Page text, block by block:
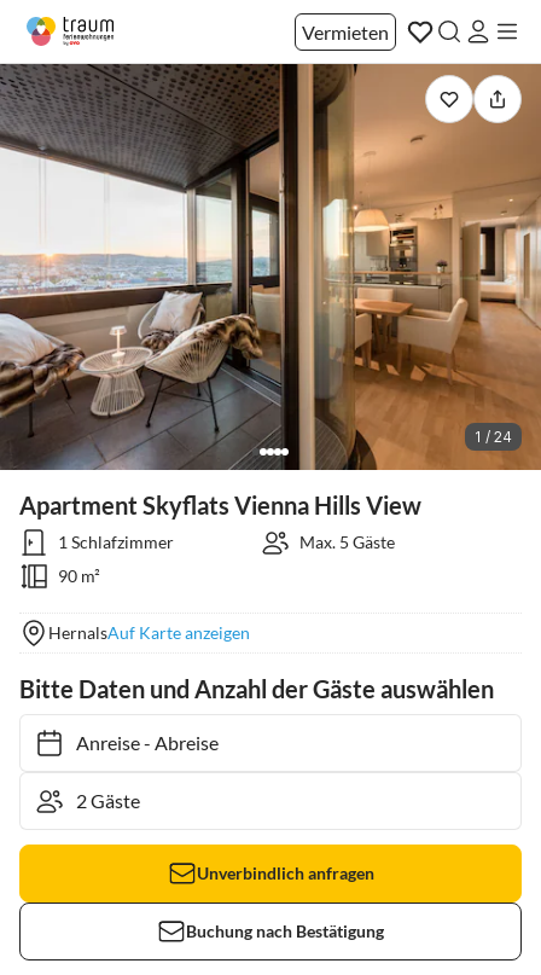
Vermieten
1 / 24
Apartment Skyflats Vienna Hills View
1 Schlafzimmer
Max. 5 Gäste
90 m²
HernalsAuf Karte anzeigen
Bitte Daten und Anzahl der Gäste auswählen
Anreise- Abreise
Unverbindlich anfragen
Buchung nach Bestätigung